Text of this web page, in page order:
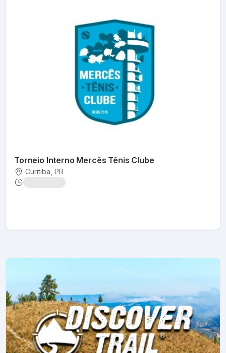
Torneio Interno Mercês Tênis Clube
Curitiba , PR